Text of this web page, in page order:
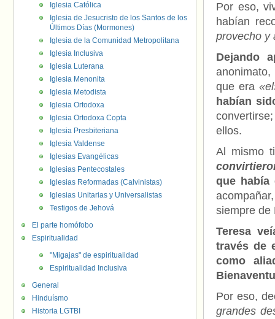
Por eso,
habían
provecho y
Dejando
que era
habían
ellos.
Al mismo
que había
siempre de
Teresa
través de
como
Por eso,
grandes
Iglesia Católica
Iglesia de Jesucristo de los Santos de los
Últimos Días (Mormones)
Iglesia de la Comunidad Metropolitana
Iglesia Inclusiva
Iglesia Luterana
Iglesia Menonita
Iglesia Metodista
Iglesia Ortodoxa
Iglesia Ortodoxa Copta
Iglesia Presbiteriana
Iglesia Valdense
Iglesias Evangélicas
Iglesias Pentecostales
Iglesias Reformadas (Calvinistas)
Iglesias Unitarias y Universalistas
Testigos de Jehová
El parte homófobo
Espiritualidad
"Migajas" de espiritualidad
Espiritualidad Inclusiva
General
Hinduísmo
Historia LGTBI